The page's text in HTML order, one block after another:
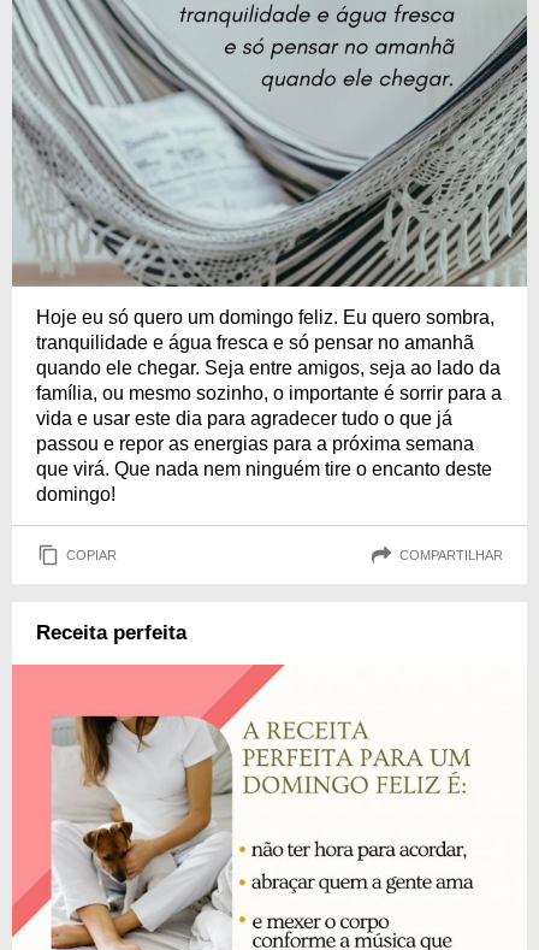
Hoje eu só quero um domingo feliz. Eu quero sombra,
tranquilidade e água fresca e só pensar no amanhã
quando ele chegar. Seja entre amigos, seja ao lado da
família, ou mesmo sozinho, o importante é sorrir para a
vida e usar este dia para agradecer tudo o que já
passou e repor as energias para a próxima semana
que virá. Que nada nem ninguém tire o encanto deste
domingo!
COPIAR COMPARTILHAR
Receita perfeita